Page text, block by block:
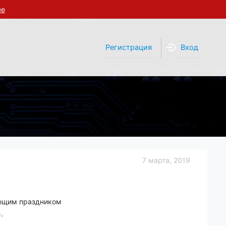
Регистрация Вход
7 марта, 2019
праздником